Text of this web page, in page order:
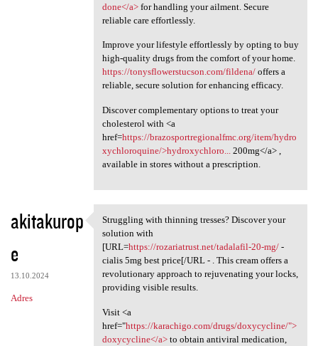
done</a>for handling your ailment. Secure
reliable care effortlessly.
Improve your lifestyle effortlessly by opting to buy
high-quality drugs from the comfort of your home.
https://tonysflowerstucson.com/fildena/offers a
reliable, secure solution for enhancing efficacy.
Discover complementary options to treat your
cholesterol with <a
href=https://brazosportregionalfmc.org/item/hydro
xychloroquine/>hydroxychloro...
200mg</a> ,
available in stores without a prescription.
akitakurop
e
13.10.2024
Adres
Struggling with thinning
Struggling with thinning tresses? Discover your
solution with
[URL=https://rozariatrust.net/tadalafil-20-mg/-
cialis 5mg best price[/URL - . This cream offers a
revolutionary approach to rejuvenating your locks,
providing visible results.
Visit <a
href="https://karachigo.com/drugs/doxycycline/">
doxycycline</a>to obtain antiviral medication,